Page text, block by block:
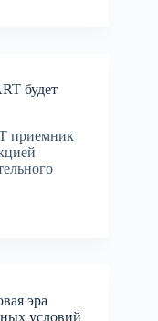
будет
приемник
эра
условий